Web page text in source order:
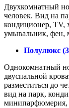
Двухкомнатный
человек. Вид на
кондиционер, TV,
умывальник, фен,
Полулюкс
Однокомнатный
двуспальной
разместиться до
вид на парк,
минипарфюмерия,